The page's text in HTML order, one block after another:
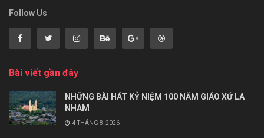
Follow Us
Bài viết gần đây
NHỮNG BÀI HÁT KỶ NIỆM 100 NĂM GIÁO XỨ LA
NHAM
4 THÁNG 8, 2026